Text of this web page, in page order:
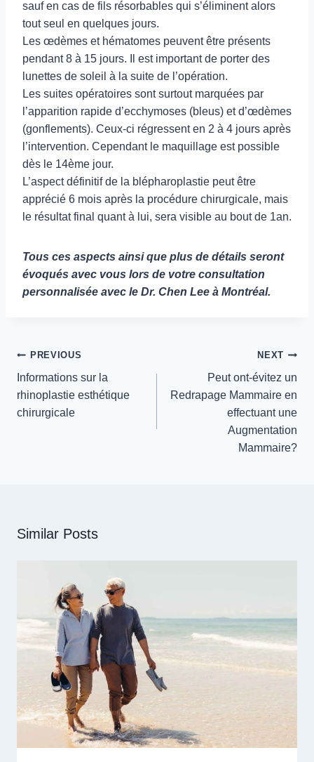
sauf en cas de fils résorbables qui s’éliminent alors
tout seul en quelques jours.
Les œdèmes et hématomes peuvent être présents
pendant 8 à 15 jours. Il est important de porter des
lunettes de soleil à la suite de l’opération.
Les suites opératoires sont surtout marquées par
l’apparition rapide d’ecchymoses (bleus) et d’œdèmes
(gonflements). Ceux-ci régressent en 2 à 4 jours après
l’intervention. Cependant le maquillage est possible
dès le 14ème jour.
L’aspect définitif de la blépharoplastie peut être
apprécié 6 mois après la procédure chirurgicale, mais
le résultat final quant à lui, sera visible au bout de 1an.
Tous ces aspects ainsi que plus de détails seront
évoqués avec vous lors de votre consultation
personnalisée avec le Dr. Chen Lee à Montréal.
Navigation
de
l'article
PREVIOUS
Informations sur la
rhinoplastie esthétique
chirurgicale
NEXT
Peut ont-évitez un
Redrapage Mammaire en
effectuant une
Augmentation
Mammaire?
Similar Posts